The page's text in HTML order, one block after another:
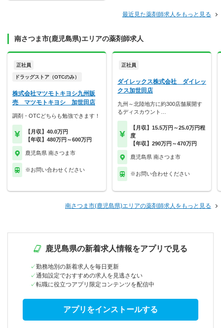
最近見た薬剤師求人をもっと見る
南さつま市(鹿児島県)エリアの薬剤師求人
正社員
ドラッグストア（OTCのみ）
株式会社マツモトキヨシ九州販
売 マツモトキヨシ 加世田店
調剤・OTCどちらも勉強できます！
【月収】40.0万円
【年収】480万円～600万円
鹿児島県 南さつま市
※お問い合わせください
正社員
ダイレックス株式会社 ダイレッ
クス加世田店
九州～北陸地方に約300店舗展開す
るディスカウント…
【月収】15.5万円～25.0万円程
度
【年収】290万円～470万円
鹿児島県 南さつま市
※お問い合わせください
南さつま市(鹿児島県)エリアの薬剤師求人をもっと見る
鹿児島県の新着求人情報をアプリで見る
勤務地別の新着求人を毎日更新
通知設定でおすすめの求人を見逃さない
転職に役立つアプリ限定コンテンツを配信中
アプリをインストールする